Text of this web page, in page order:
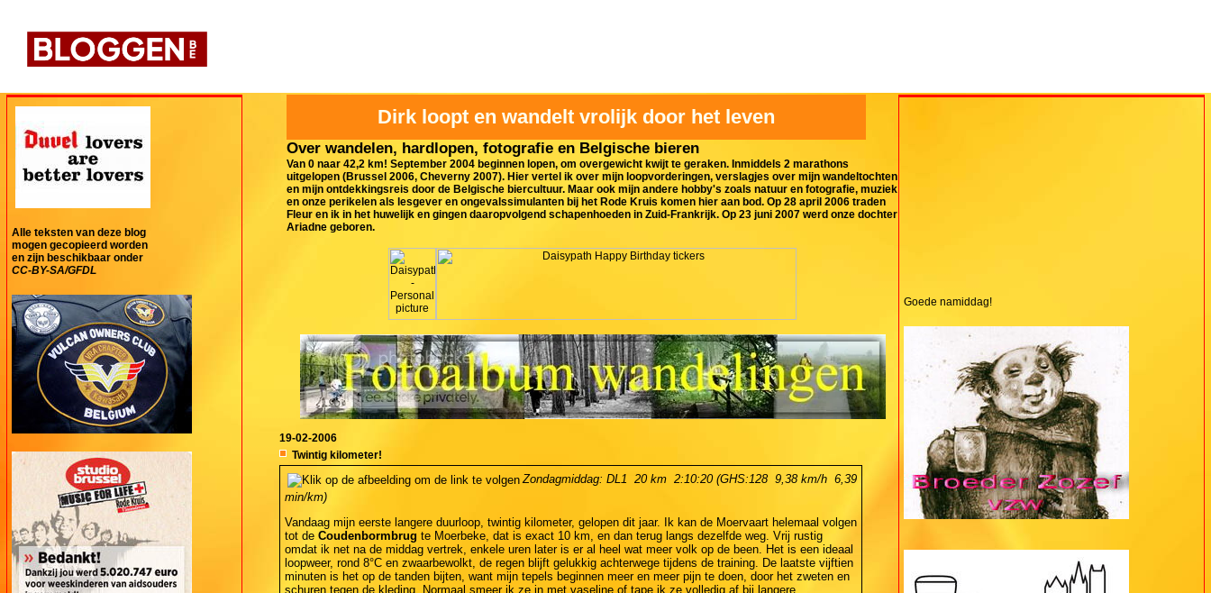
Alle teksten van deze blog
mogen gecopieerd worden
en zijn beschikbaar onder
CC-BY-SA/GFDL
Dirk loopt en wandelt vrolijk door het leven
Over wandelen, hardlopen, fotografie en Belgische bieren
Van 0 naar 42,2 km! September 2004 beginnen lopen, om overgewicht kwijt te geraken. Inmiddels 2 marathons
uitgelopen (Brussel 2006, Cheverny 2007). Hier vertel ik over mijn loopvorderingen, verslagjes over mijn wandeltochten
en mijn ontdekkingsreis door de Belgische biercultuur. Maar ook mijn andere hobby's zoals natuur en fotografie, muziek
en onze perikelen als lesgever en ongevalssimulanten bij het Rode Kruis komen hier aan bod. Op 28 april 2006 traden
Fleur en ik in het huwelijk en gingen daaropvolgend schapenhoeden in Zuid-Frankrijk. Op 23 juni 2007 werd onze dochter
Ariadne geboren.
19-02-2006
Twintig kilometer!
Zondagmiddag: DL1  20 km  2:10:20 (GHS:128  9,38 km/h  6,39
min/km)
Vandaag mijn eerste langere duurloop, twintig kilometer, gelopen dit jaar. Ik kan de Moervaart helemaal volgen
tot de Coudenbormbrug te Moerbeke, dat is exact 10 km, en dan terug langs dezelfde weg. Vrij rustig
omdat ik net na de middag vertrek, enkele uren later is er al heel wat meer volk op de been. Het is een ideaal
loopweer, rond 8°C en zwaarbewolkt, de regen blijft gelukkig achterwege tijdens de training. De laatste vijftien
minuten is het op de tanden bijten, want mijn tepels beginnen meer en meer pijn te doen, door het zweten en
schuren tegen de kleding. Normaal smeer ik ze in met vaseline of tape ik ze volledig af bij langere
Goede namiddag!